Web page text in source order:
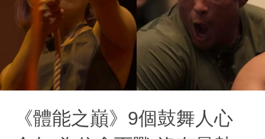
《體能之巔》9個鼓舞人心